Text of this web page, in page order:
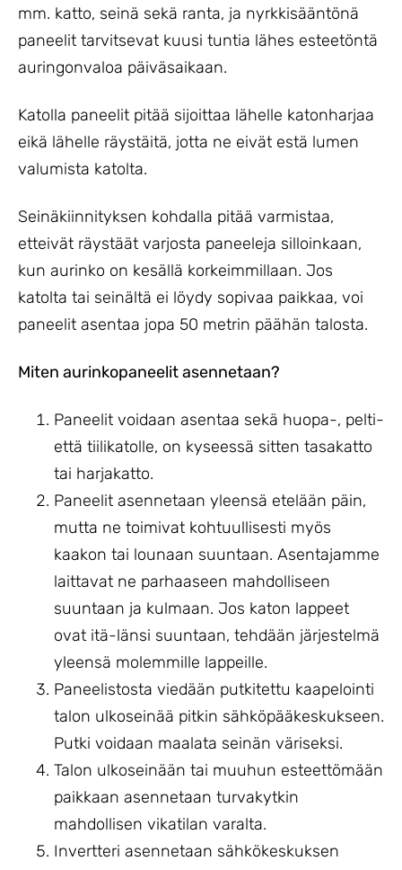
mm. katto, seinä sekä ranta, ja nyrkkisääntönä
paneelit tarvitsevat kuusi tuntia lähes esteetöntä
auringonvaloa päiväsaikaan.
Katolla paneelit pitää sijoittaa lähelle katonharjaa
eikä lähelle räystäitä, jotta ne eivät estä lumen
valumista katolta.
Seinäkiinnityksen kohdalla pitää varmistaa,
etteivät räystäät varjosta paneeleja silloinkaan,
kun aurinko on kesällä korkeimmillaan. Jos
katolta tai seinältä ei löydy sopivaa paikkaa, voi
paneelit asentaa jopa 50 metrin päähän talosta.
Miten aurinkopaneelit asennetaan?
Paneelit voidaan asentaa sekä huopa-, pelti-
että tiilikatolle, on kyseessä sitten tasakatto
tai harjakatto.
Paneelit asennetaan yleensä etelään päin,
mutta ne toimivat kohtuullisesti myös
kaakon tai lounaan suuntaan. Asentajamme
laittavat ne parhaaseen mahdolliseen
suuntaan ja kulmaan. Jos katon lappeet
ovat itä-länsi suuntaan, tehdään järjestelmä
yleensä molemmille lappeille.
Paneelistosta viedään putkitettu kaapelointi
talon ulkoseinää pitkin sähköpääkeskukseen.
Putki voidaan maalata seinän väriseksi.
Talon ulkoseinään tai muuhun esteettömään
paikkaan asennetaan turvakytkin
mahdollisen vikatilan varalta.
Invertteri asennetaan sähkökeskuksen